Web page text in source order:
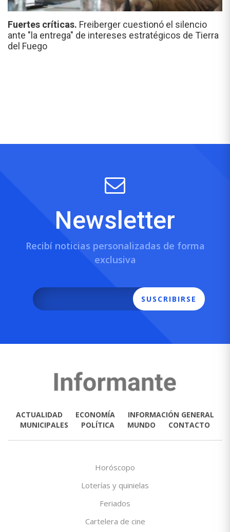
Fuertes críticas. Freiberger cuestionó el silencio
ante "la entrega" de intereses estratégicos de Tierra
del Fuego
Newsletter
Recibí noticias personalizadas de forma
exclusiva
SUSCRIBIRSE
ACTUALIDAD ECONOMÍA
INFORMACIÓN GENERAL
MUNICIPALES
POLÍTICA MUNDO CONTACTO
Horóscopo
Loterías y quinielas
Feriados
Cartelera de cine